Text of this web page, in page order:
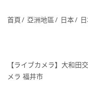
首頁 亞洲地區 日本
【ライブカメラ】大和田
メラ 福井市